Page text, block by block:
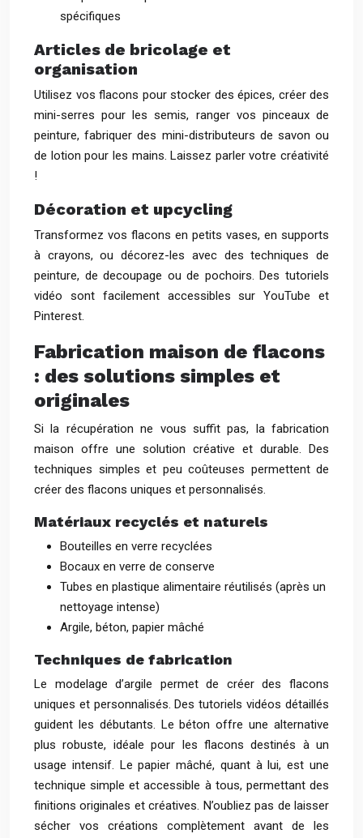
spécifiques
Articles de bricolage et
organisation
Utilisez vos flacons pour stocker des épices, créer des
mini-serres pour les semis, ranger vos pinceaux de
peinture, fabriquer des mini-distributeurs de savon ou
de lotion pour les mains. Laissez parler votre créativité
!
Décoration et upcycling
Transformez vos flacons en petits vases, en supports
à crayons, ou décorez-les avec des techniques de
peinture, de decoupage ou de pochoirs. Des tutoriels
vidéo sont facilement accessibles sur YouTube et
Pinterest.
Fabrication maison de flacons
: des solutions simples et
originales
Si la récupération ne vous suffit pas, la fabrication
maison offre une solution créative et durable. Des
techniques simples et peu coûteuses permettent de
créer des flacons uniques et personnalisés.
Matériaux recyclés et naturels
Bouteilles en verre recyclées
Bocaux en verre de conserve
Tubes en plastique alimentaire réutilisés (après un
nettoyage intense)
Argile, béton, papier mâché
Techniques de fabrication
Le modelage d’argile permet de créer des flacons
uniques et personnalisés. Des tutoriels vidéos détaillés
guident les débutants. Le béton offre une alternative
plus robuste, idéale pour les flacons destinés à un
usage intensif. Le papier mâché, quant à lui, est une
technique simple et accessible à tous, permettant des
finitions originales et créatives. N’oubliez pas de laisser
sécher vos créations complètement avant de les